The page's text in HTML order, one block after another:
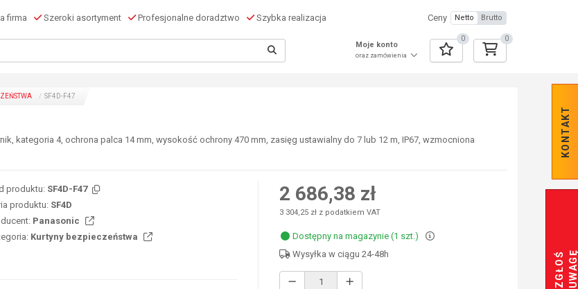
firma Szeroki asortyment Profesjonalne doradztwo Szybka realizacja Ceny Netto Brutto
Moje konto
oraz zamówienia
0 0
KONTAKT
Z
G
Ł
O
Ś
U
W
A
GĘ
SF4D-F47
kategoria 4, ochrona palca 14 mm, wysokość ochrony 470 mm, zasięg ustawialny do 7 lub 12 m, IP67, wzmocniona
produktu: SF4D-F47
produktu: SF4D
Panasonic
Kurtyny bezpieczeństwa
2 686,38 zł
3 304,25 zł z podatkiem VAT
Dostępny na magazynie (1 szt.)
Wysyłka w ciągu 24-48h